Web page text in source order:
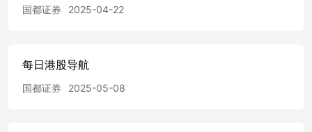
放育儿补贴的申领。财政部社会保障司司长郭阳在国新办新
发育儿补贴补助资金管理办法，明确资金分配使用和管理监
任。两部门将对补助资金实行全过程预算绩效管理，做好绩
国都证券 2025-04-22
每日港股导航
国都证券 2025-05-08